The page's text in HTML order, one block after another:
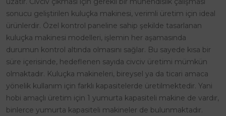
sonucu geliştirilen kuluçka makinesi, verimli üretim için ideal
ürünlerdir. Özel kontrol paneline sahip şekilde tasarlanan
kuluçka makinesi modelleri, işlemin her aşamasında
durumun kontrol altında olmasını sağlar. Bu sayede kısa bir
süre içerisinde, hedeflenen sayıda civciv üretimi mümkün
olmaktadır. Kuluçka makineleri, bireysel ya da ticari amaca
yönelik kullanım için farklı kapasitelerde üretilmektedir. Yani
hobi amaçlı üretim için 1 yumurta kapasiteli makine de vardır,
binlerce yumurta kapasiteli makineler de bulunmaktadır.